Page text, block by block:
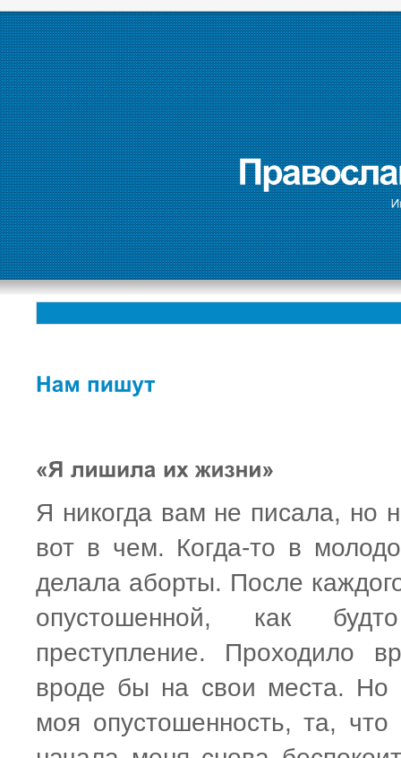
Я никогда вам не писала, но
вот в чем. Когда-то в
делала аборты. После
опустошенной, как
преступление. Проходило
вроде бы на свои места. Но
моя опустошенность, та, что